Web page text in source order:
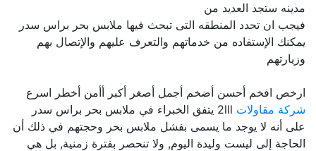
مدينه ستجد العديد من
فيجب ان تحدد المنطقه التى تبحث فيها ملابس بحر براس سدر
يمكنك الإستفاده من خدماتهم والتعرف عليهم والإتصال بهم
وزيارتهم
ارخص افخم أحسن أضخم أجمل أصغر أكبر أأمن أخطر اسرع
شركة مقاولات
2lll يتفق الخبراء في ملابس بحر براس سدر
على أنه لا يوجد ما يسمى بفشل ملابس بحر وحجتهم في ذلك أن
الحاجة إلى ليست وليدة اليوم, ولا تنحصر بفترة زمنية, بل هي